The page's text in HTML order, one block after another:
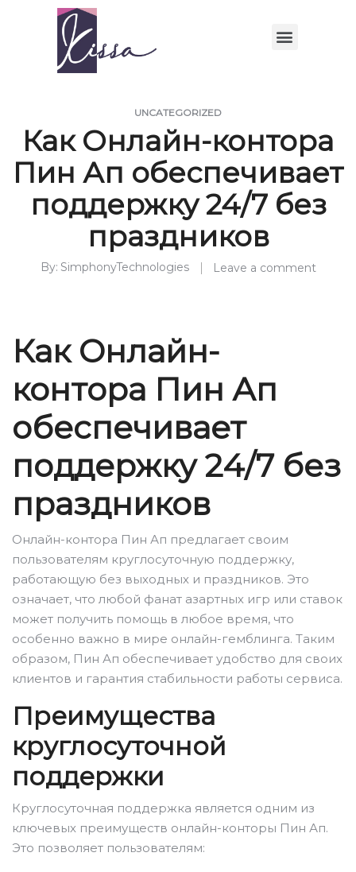
UNCATEGORIZED
Как Онлайн-контора
Пин Ап обеспечивает
поддержку 24/7 без
праздников
By SimphonyTechnologies Leave a comment
Как Онлайн-
контора Пин Ап
обеспечивает
поддержку 24/7 без
праздников
Онлайн-контора Пин Ап предлагает своим
пользователям круглосуточную поддержку,
работающую без выходных и праздников. Это
означает, что любой фанат азартных игр или ставок
может получить помощь в любое время, что
особенно важно в мире онлайн-гемблинга. Таким
образом, Пин Ап обеспечивает удобство для своих
клиентов и гарантия стабильности работы сервиса.
Преимущества
круглосуточной
поддержки
Круглосуточная поддержка является одним из
ключевых преимуществ онлайн-конторы Пин Ап.
Это позволяет пользователям: